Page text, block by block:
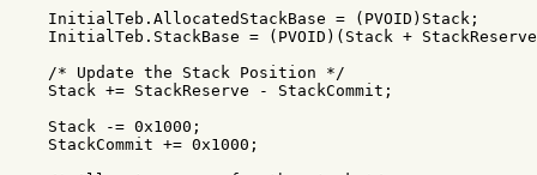
    InitialTeb.AllocatedStackBase = (PVOID)Stack;
InitialTeb.StackBase = (PVOID)(Stack +
    /* Update the Stack Position */
    Stack += StackReserve - StackCommit;
    Stack -= 0x1000;
    StackCommit += 0x1000;